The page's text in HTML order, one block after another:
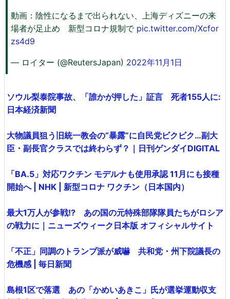
動画：陰性になるまで出られない、上海ディズニーの来
場者が足止め 新型コロナ規制で pic.twitter.com/Xcfor
zs4d9
— ロイター (@ReutersJapan) 2022年11月1日
ソウル梨泰院事故、「誰かが押した」証言 死者155人に:
日本経済新聞
大物議員狙う旧統一教会の“暴露”に自民党ビクビク…副大
臣・副長官クラスでは終わらず？｜日刊ゲンダイDIGITAL
「BA.5」対応ワクチン モデルナも使用承認 11月にも接種
開始へ | NHK | 新型コロナ ワクチン（日本国内）
最大1万人が参戦!? あの国の元特殊部隊隊員たちがロシア
の戦力に｜ニューズウィーク日本版 オフィシャルサイト
「不正」同調のトランプ派が威嚇 共和党・州下院議長の
危機感 | 毎日新聞
島根1区で落選 あの「かめいあきこ」氏が選挙運動収支